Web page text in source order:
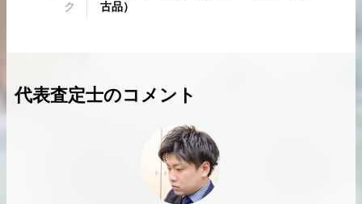
ク
古品）
代表査定士のコメント